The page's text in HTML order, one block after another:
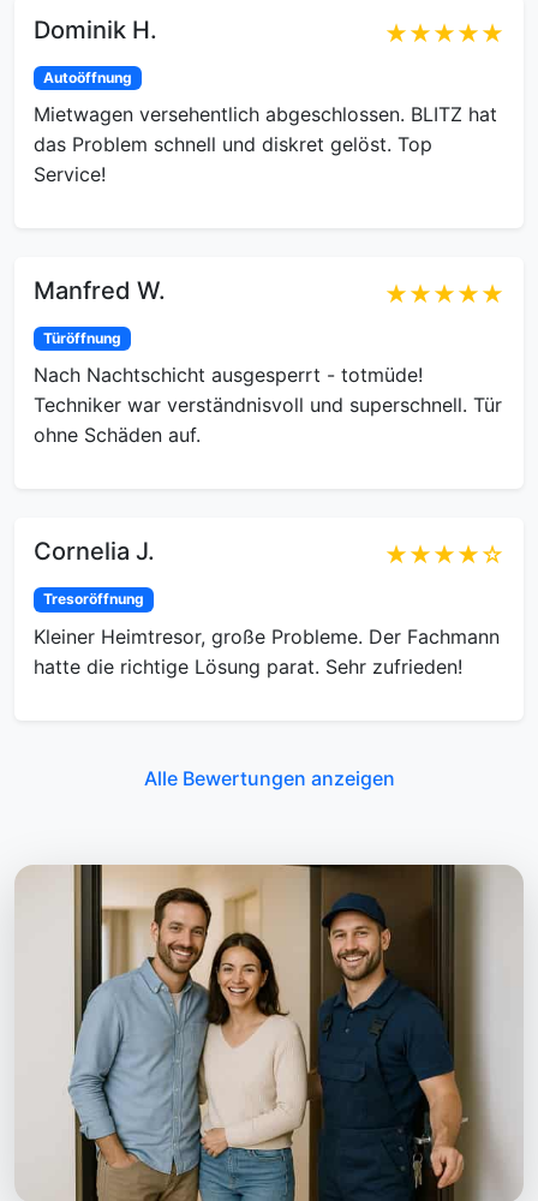
Dominik H. ★★★★★
Autoöffnung
Mietwagen versehentlich abgeschlossen. BLITZ hat
das Problem schnell und diskret gelöst. Top
Service!
Manfred W. ★★★★★
Türöffnung
Nach Nachtschicht ausgesperrt - totmüde!
Techniker war verständnisvoll und superschnell. Tür
ohne Schäden auf.
Cornelia J. ★★★★☆
Tresoröffnung
Kleiner Heimtresor, große Probleme. Der Fachmann
hatte die richtige Lösung parat. Sehr zufrieden!
Alle Bewertungen anzeigen